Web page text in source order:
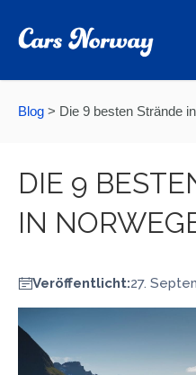
Blog > Die 9 besten Strände
DIE 9
IN
Veröffentlicht:27.